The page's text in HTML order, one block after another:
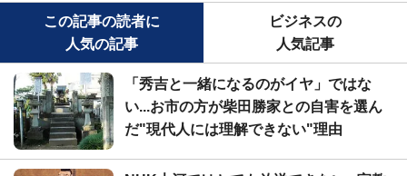
この記事の読者に
人気の記事
ビジネスの
人気記事
「秀吉と一緒になるのがイヤ」ではな
い...お市の方が柴田勝家との自害を選ん
だ"現代人には理解できない"理由